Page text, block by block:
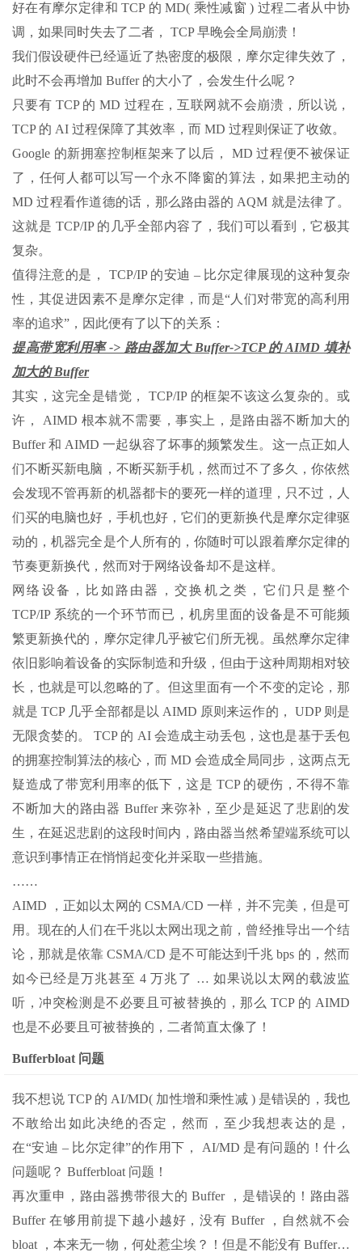
好在有摩尔定律和 TCP 的 MD( 乘性减窗 ) 过程二者从中协
调，如果同时失去了二者， TCP 早晚会全局崩溃！
我们假设硬件已经逼近了热密度的极限，摩尔定律失效了，
此时不会再增加 Buffer 的大小了，会发生什么呢？
只要有 TCP 的 MD 过程在，互联网就不会崩溃，所以说，
TCP 的 AI 过程保障了其效率，而 MD 过程则保证了收敛。
Google 的新拥塞控制框架来了以后， MD 过程便不被保证
了，任何人都可以写一个永不降窗的算法，如果把主动的
MD 过程看作道德的话，那么路由器的 AQM 就是法律了。
这就是 TCP/IP 的几乎全部内容了，我们可以看到，它极其
复杂。
值得注意的是， TCP/IP 的安迪 – 比尔定律展现的这种复杂
性，其促进因素不是摩尔定律，而是“人们对带宽的高利用
率的追求”，因此便有了以下的关系：
提高带宽利用率 -> 路由器加大 Buffer->TCP 的 AIMD 填补
加大的 Buffer
其实，这完全是错觉， TCP/IP 的框架不该这么复杂的。或
许， AIMD 根本就不需要，事实上，是路由器不断加大的
Buffer 和 AIMD 一起纵容了坏事的频繁发生。这一点正如人
们不断买新电脑，不断买新手机，然而过不了多久，你依然
会发现不管再新的机器都卡的要死一样的道理，只不过，人
们买的电脑也好，手机也好，它们的更新换代是摩尔定律驱
动的，机器完全是个人所有的，你随时可以跟着摩尔定律的
节奏更新换代，然而对于网络设备却不是这样。
网络设备，比如路由器，交换机之类，它们只是整个
TCP/IP 系统的一个环节而已，机房里面的设备是不可能频
繁更新换代的，摩尔定律几乎被它们所无视。虽然摩尔定律
依旧影响着设备的实际制造和升级，但由于这种周期相对较
长，也就是可以忽略的了。但这里面有一个不变的定论，那
就是 TCP 几乎全部都是以 AIMD 原则来运作的， UDP 则是
无限贪婪的。 TCP 的 AI 会造成主动丢包，这也是基于丢包
的拥塞控制算法的核心，而 MD 会造成全局同步，这两点无
疑造成了带宽利用率的低下，这是 TCP 的硬伤，不得不靠
不断加大的路由器 Buffer 来弥补，至少是延迟了悲剧的发
生，在延迟悲剧的这段时间内，路由器当然希望端系统可以
意识到事情正在悄悄起变化并采取一些措施。
……
AIMD ，正如以太网的 CSMA/CD 一样，并不完美，但是可
用。现在的人们在千兆以太网出现之前，曾经推导出一个结
论，那就是依靠 CSMA/CD 是不可能达到千兆 bps 的，然而
如今已经是万兆甚至 4 万兆了 … 如果说以太网的载波监
听，冲突检测是不必要且可被替换的，那么 TCP 的 AIMD
也是不必要且可被替换的，二者简直太像了！
Bufferbloat 问题
我不想说 TCP 的 AI/MD( 加性增和乘性减 ) 是错误的，我也
不敢给出如此决绝的否定，然而，至少我想表达的是，
在“安迪 – 比尔定律”的作用下， AI/MD 是有问题的！什么
问题呢？ Bufferbloat 问题！
再次重申，路由器携带很大的 Buffer ，是错误的！路由器
Buffer 在够用前提下越小越好，没有 Buffer ，自然就不会
bloat ，本来无一物，何处惹尘埃？！但是不能没有 Buffer…